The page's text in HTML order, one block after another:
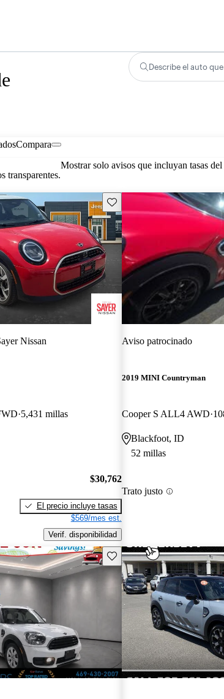
Describe el auto
Compara
transparentes.
Mostrar solo avisos que incluyan tasas
Guarda este Aviso
Nissan
5,431 millas
$30,762
El precio incluye tasas
$569/mes est.
Verif. disponibilidad
Aviso patrocinado
2019 MINI Countryman
Cooper S ALL4 AWD
Blackfoot, ID
52 millas
Trato justo
Guarda este Aviso